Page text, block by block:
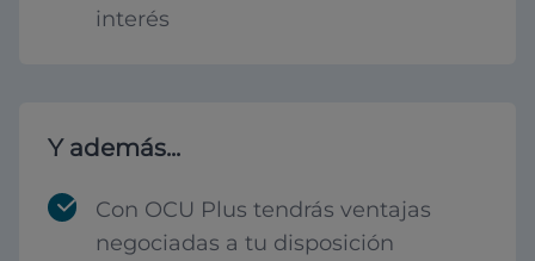
interés
Y además...
Con OCU Plus tendrás ventajas
negociadas a tu disposición